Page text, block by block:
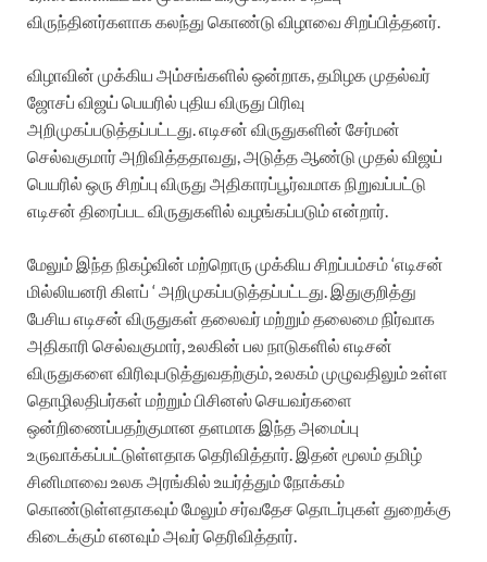
விருந்தினர்களாக கலந்து கொண்டு விழாவை சிறப்பித்தனர்.
விழாவின் முக்கிய அம்சங்களில் ஒன்றாக, தமிழக முதல்வர்
ஜோசப் விஜய் பெயரில் புதிய விருது பிரிவு
அறிமுகப்படுத்தப்பட்டது. எடிசன் விருதுகளின் சேர்மன்
செல்வகுமார் அறிவித்ததாவது, அடுத்த ஆண்டு முதல் விஜய்
பெயரில் ஒரு சிறப்பு விருது அதிகாரப்பூர்வமாக நிறுவப்பட்டு
எடிசன் திரைப்பட விருதுகளில் வழங்கப்படும் என்றார்.
மேலும் இந்த நிகழ்வின் மற்றொரு முக்கிய சிறப்பம்சம் ‘எடிசன்
மில்லியனரி கிளப் ‘ அறிமுகப்படுத்தப்பட்டது. இதுகுறித்து
பேசிய எடிசன் விருதுகள் தலைவர் மற்றும் தலைமை நிர்வாக
அதிகாரி செல்வகுமார், உலகின் பல நாடுகளில் எடிசன்
விருதுகளை விரிவுபடுத்துவதற்கும், உலகம் முழுவதிலும் உள்ள
தொழிலதிபர்கள் மற்றும் பிசினஸ் செயவர்களை
ஒன்றிணைப்பதற்குமான தளமாக இந்த அமைப்பு
உருவாக்கப்பட்டுள்ளதாக தெரிவித்தார். இதன் மூலம் தமிழ்
சினிமாவை உலக அரங்கில் உயர்த்தும் நோக்கம்
கொண்டுள்ளதாகவும் மேலும் சர்வதேச தொடர்புகள் துறைக்கு
கிடைக்கும் எனவும் அவர் தெரிவித்தார்.